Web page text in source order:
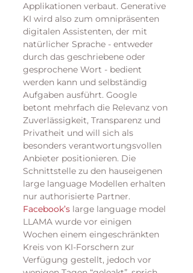
Applikationen verbaut. Generative
KI wird also zum omnipräsenten
digitalen Assistenten, der mit
natürlicher Sprache - entweder
durch das geschriebene oder
gesprochene Wort - bedient
werden kann und selbständig
Aufgaben ausführt. Google
betont mehrfach die Relevanz von
Zuverlässigkeit, Transparenz und
Privatheit und will sich als
besonders verantwortungsvollen
Anbieter positionieren. Die
Schnittstelle zu den hauseigenen
large language Modellen erhalten
nur authorisierte Partner.
Facebook’s large language model
LLAMA wurde vor einigen
Wochen einem eingeschränkten
Kreis von KI-Forschern zur
Verfügung gestellt, jedoch vor